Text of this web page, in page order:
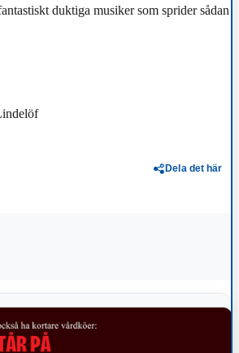
duktiga musiker som sprider sådan
Dela det här